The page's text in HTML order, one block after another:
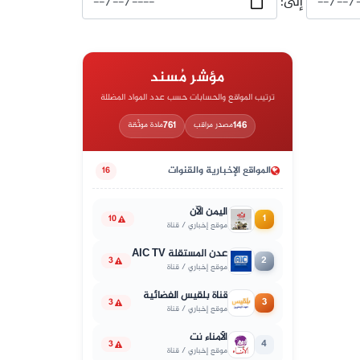
مؤشر مُسند
ترتيب المواقع والحسابات حسب عدد المواد المضللة
146مصدر مراقب 761مادة موثّقة
المواقع الإخبارية والقنوات 16
1 اليمن الآن
موقع إخباري / قناة 10
2 عدن المستقلة AIC TV
موقع إخباري / قناة 3
3 قناة بلقيس الفضائية
موقع إخباري / قناة 3
4 الأمناء نت
موقع إخباري / قناة 3